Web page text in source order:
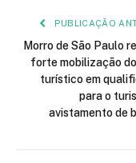
PUBLICAÇÃO
Morro de São Paulo
forte mobilização
turístico em
para o
avistamento de